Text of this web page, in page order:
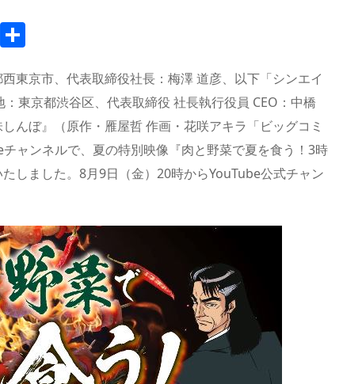
R
ai
東京市、代表取締役社長：梅澤 道彦、以下「シンエイ
東京都渋谷区、代表取締役 社長執行役員 CEO：中橋
んぼ』（原作・雁屋哲 作画・花咲アキラ「ビッグコミ
ャンネルで、夏の特別映像『肉と野菜で夏を食う！3時
しました。8月9日（金）20時からYouTube公式チャン